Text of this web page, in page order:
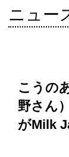
ニュー
こうの
野さん
がMilk